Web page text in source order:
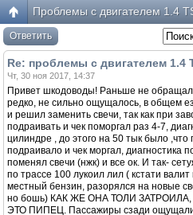
Проблемы с двигателем 1.4
Ответить
Re: проблемы с двигателем 1.4
Чт, 30 ноя 2017, 14:37
Привет шкодоводы! Раньше не
редко, не сильно ощущалось, в общем
и решил заменить свечи, так как при
подраивать и чек поморгал раз 4-7,
цилиндре , до этого на 50 тык было ,что
подраивало и чек моргал, диагностика
поменял свечи (нжк) и все ок. И так-
по трассе 100 лукоил лил ( кстати
местный бензин, разорялся на новые
но бошь) КАК ЖЕ ОНА ТОЛИ
ЭТО ПИПЕЦ. Пассажиры сзади ощущали